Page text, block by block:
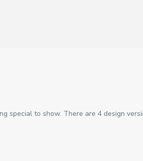
special to show. There are 4 design